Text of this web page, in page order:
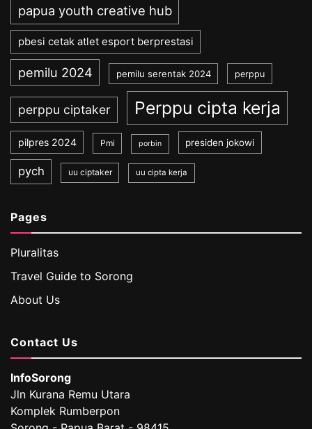
papua youth creative hub
pbesi cetak atlet esport berprestasi
pemilu 2024 pemilu serentak 2024 perppu
perppu ciptaker Perppu cipta kerja
pilpres 2024 Pmi porbin presiden jokowi
pych uu ciptaker uu cipta kerja
Pages
Pluralitas
Travel Guide to Sorong
About Us
Contact Us
InfoSorong
Jln Kurana Remu Utara
Komplek Rumberpon